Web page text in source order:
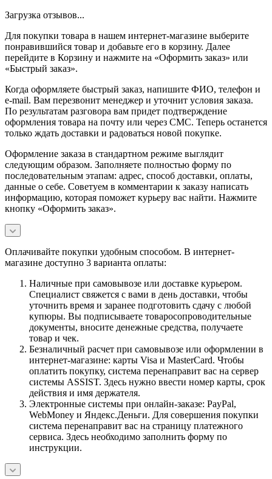
Загрузка отзывов...
Для покупки товара в нашем интернет-магазине выберите
понравившийся товар и добавьте его в корзину. Далее
перейдите в Корзину и нажмите на «Оформить заказ» или
«Быстрый заказ».
Когда оформляете быстрый заказ, напишите ФИО, телефон и
e-mail. Вам перезвонит менеджер и уточнит условия заказа.
По результатам разговора вам придет подтверждение
оформления товара на почту или через СМС. Теперь останется
только ждать доставки и радоваться новой покупке.
Оформление заказа в стандартном режиме выглядит
следующим образом. Заполняете полностью форму по
последовательным этапам: адрес, способ доставки, оплаты,
данные о себе. Советуем в комментарии к заказу написать
информацию, которая поможет курьеру вас найти. Нажмите
кнопку «Оформить заказ».
Оплачивайте покупки удобным способом. В интернет-
магазине доступно 3 варианта оплаты:
Наличные при самовывозе или доставке курьером.
Специалист свяжется с вами в день доставки, чтобы
уточнить время и заранее подготовить сдачу с любой
купюры. Вы подписываете товаросопроводительные
документы, вносите денежные средства, получаете
товар и чек.
Безналичный расчет при самовывозе или оформлении в
интернет-магазине: карты Visa и MasterCard. Чтобы
оплатить покупку, система перенаправит вас на сервер
системы ASSIST. Здесь нужно ввести номер карты, срок
действия и имя держателя.
Электронные системы при онлайн-заказе: PayPal,
WebMoney и Яндекс.Деньги. Для совершения покупки
система перенаправит вас на страницу платежного
сервиса. Здесь необходимо заполнить форму по
инструкции.